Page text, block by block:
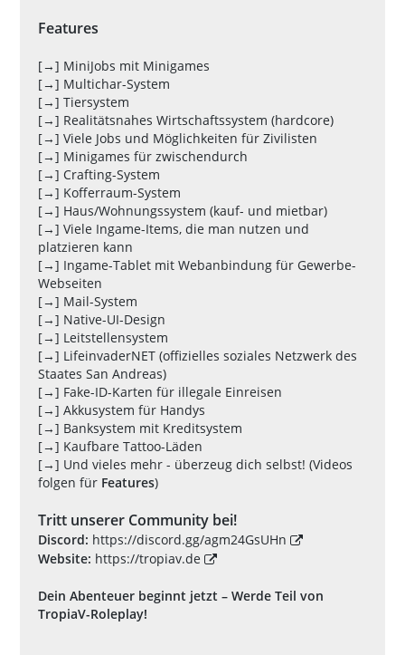
Features
[→] MiniJobs mit Minigames
[→] Multichar-System
[→] Tiersystem
[→] Realitätsnahes Wirtschaftssystem (hardcore)
[→] Viele Jobs und Möglichkeiten für Zivilisten
[→] Minigames für zwischendurch
[→] Crafting-System
[→] Kofferraum-System
[→] Haus/Wohnungssystem (kauf- und mietbar)
[→] Viele Ingame-Items, die man nutzen und
platzieren kann
[→] Ingame-Tablet mit Webanbindung für Gewerbe-
Webseiten
[→] Mail-System
[→] Native-UI-Design
[→] Leitstellensystem
[→] LifeinvaderNET (offizielles soziales Netzwerk des
Staates San Andreas)
[→] Fake-ID-Karten für illegale Einreisen
[→] Akkusystem für Handys
[→] Banksystem mit Kreditsystem
[→] Kaufbare Tattoo-Läden
[→] Und vieles mehr - überzeug dich selbst! (Videos
folgen für Features)
Tritt unserer Community bei!
Discord: https://discord.gg/agm24GsUHn
Website: https://tropiav.de
Dein Abenteuer beginnt jetzt – Werde Teil von
TropiaV-Roleplay!